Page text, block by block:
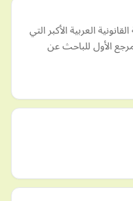
العربية الأكبر التي
الأول للباحث عن